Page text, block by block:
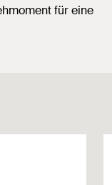
für eine